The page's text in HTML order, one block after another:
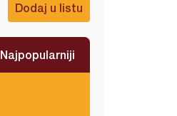
Dodaj u listu
Najpopularniji